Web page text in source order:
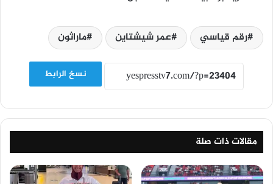
رقم قياسي عمر شيشتاين ماراثون
نسخ الرابط
مقالات ذات صلة